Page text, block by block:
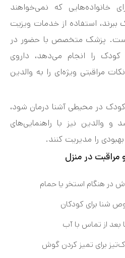
خانواده‌هایی که نمی‌خواهند
استفاده از خدمات ویزیت
پزشک متخصص با حضور در
را انجام می‌دهد، داروی
مراقبتی ویژه‌ای را به والدین
در محیطی آشنا درمان شود،
والدین نیز با راهنمایی‌های
را مدیریت کنند.
در منزل
در هنگام استخر یا حمام
شنا برای کودکان
از تماس با آب
برای تمیز کردن گوش